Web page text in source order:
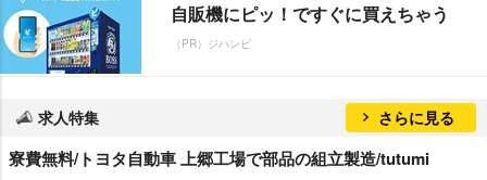
自販機にピッ！ですぐに買えちゃう
（PR）ジハンピ
求人特集 さらに見る
寮費無料/トヨタ自動車 上郷工場で部品の組立製造/tutumi